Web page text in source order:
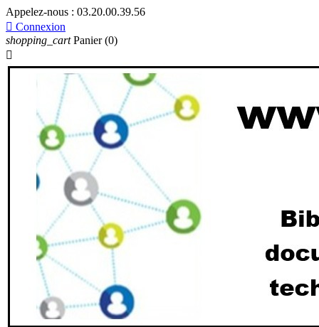
Appelez-nous : 03.20.00.39.56
 Connexion
shopping_cart Panier (0)
